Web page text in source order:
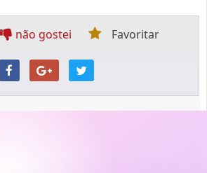
não gostei Favoritar